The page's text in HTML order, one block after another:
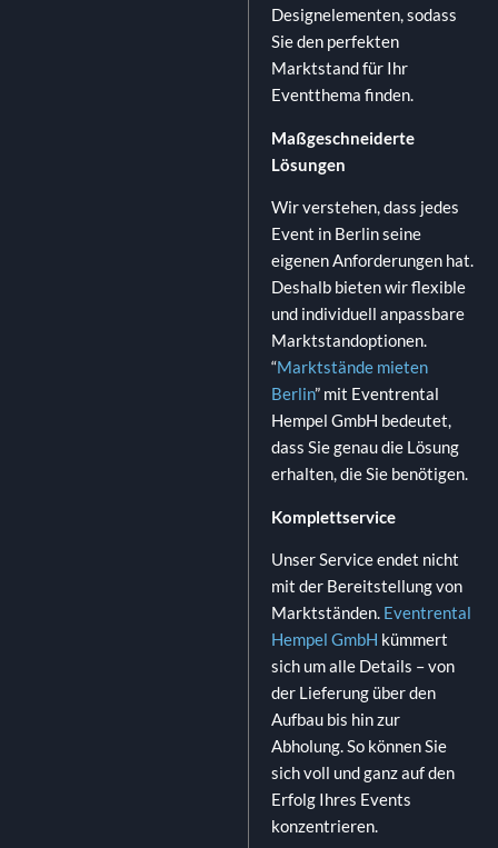
Designelementen, sodass
Sie den perfekten
Marktstand für Ihr
Eventthema finden.
Maßgeschneiderte
Lösungen
Wir verstehen, dass jedes
Event in Berlin seine
eigenen Anforderungen hat.
Deshalb bieten wir flexible
und individuell anpassbare
Marktstandoptionen.
“Marktstände mieten
Berlin” mit Eventrental
Hempel GmbH bedeutet,
dass Sie genau die Lösung
erhalten, die Sie benötigen.
Komplettservice
Unser Service endet nicht
mit der Bereitstellung von
Marktständen. Eventrental
Hempel GmbH kümmert
sich um alle Details – von
der Lieferung über den
Aufbau bis hin zur
Abholung. So können Sie
sich voll und ganz auf den
Erfolg Ihres Events
konzentrieren.